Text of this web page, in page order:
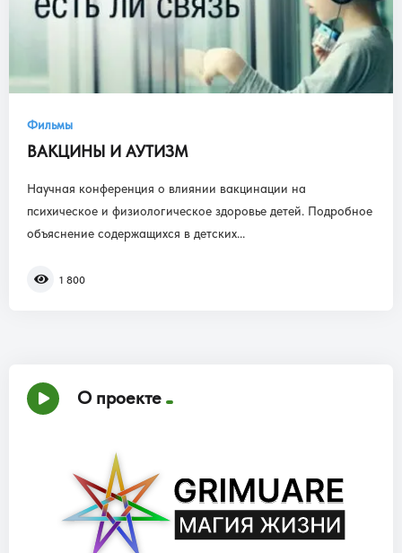
Фильмы
ВАКЦИНЫ И АУТИЗМ
Научная конференция о влиянии вакцинации на
психическое и физиологическое здоровье детей. Подробное
объяснение содержащихся в детских...
1 800
О проекте